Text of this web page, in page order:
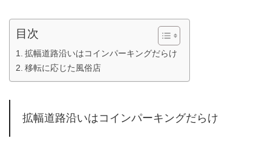
目次
拡幅道路沿いはコインパーキングだらけ
移転に応じた風俗店
拡幅道路沿いはコインパーキングだらけ